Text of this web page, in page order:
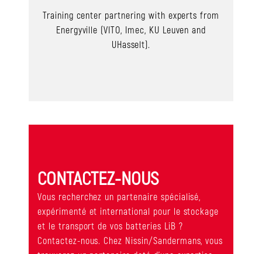
Training center partnering with experts from
Energyville (VITO, Imec, KU Leuven and
UHasselt).
CONTACTEZ-NOUS
Vous recherchez un partenaire spécialisé,
expérimenté et international pour le stockage
et le transport de vos batteries LiB ?
Contactez-nous. Chez Nissin/Sandermans, vous